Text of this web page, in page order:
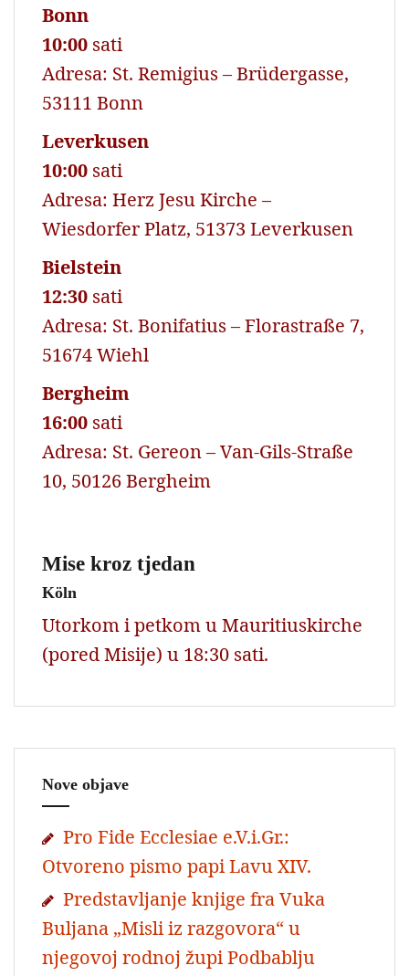
Bonn
10:00 sati
Adresa: St. Remigius – Brüdergasse,
53111 Bonn
Leverkusen
10:00 sati
Adresa: Herz Jesu Kirche –
Wiesdorfer Platz, 51373 Leverkusen
Bielstein
12:30 sati
Adresa: St. Bonifatius – Florastraße 7,
51674 Wiehl
Bergheim
16:00 sati
Adresa: St. Gereon – Van-Gils-Straße
10, 50126 Bergheim
Mise kroz tjedan
Köln
Utorkom i petkom u Mauritiuskirche
(pored Misije) u 18:30 sati.
Nove objave
Pro Fide Ecclesiae e.V.i.Gr.:
Otvoreno pismo papi Lavu XIV.
Predstavljanje knjige fra Vuka
Buljana „Misli iz razgovora“ u
njegovoj rodnoj župi Podbablju